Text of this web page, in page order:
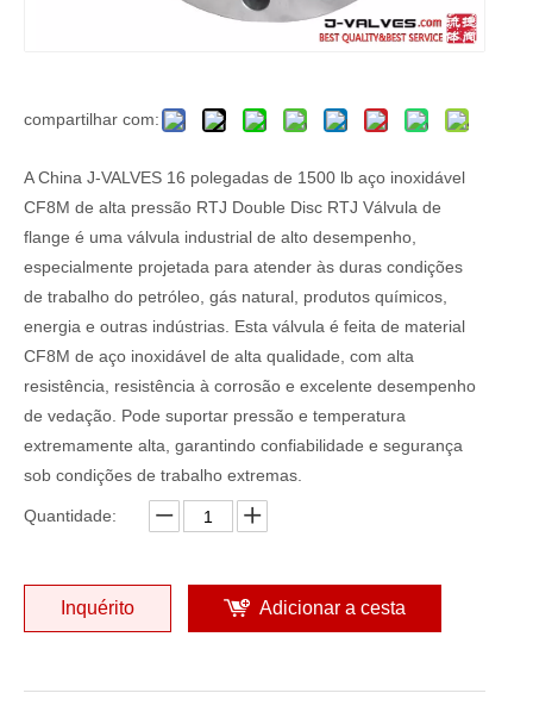
compartilhar com:
A China J-VALVES 16 polegadas de 1500 lb aço inoxidável
CF8M de alta pressão RTJ Double Disc RTJ Válvula de
flange é uma válvula industrial de alto desempenho,
especialmente projetada para atender às duras condições
de trabalho do petróleo, gás natural, produtos químicos,
energia e outras indústrias. Esta válvula é feita de material
CF8M de aço inoxidável de alta qualidade, com alta
resistência, resistência à corrosão e excelente desempenho
de vedação. Pode suportar pressão e temperatura
extremamente alta, garantindo confiabilidade e segurança
sob condições de trabalho extremas.
Quantidade:
Inquérito Adicionar a cesta